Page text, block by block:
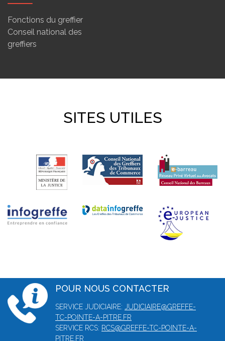
Fonctions du greffier
Conseil national des
greffiers
SITES UTILES
POUR NOUS CONTACTER
SERVICE JUDICIAIRE: JUDICIAIRE@GREFFE-
TC-POINTE-A-PITRE.FR
SERVICE RCS: RCS@GREFFE-TC-POINTE-A-
PITRE.FR